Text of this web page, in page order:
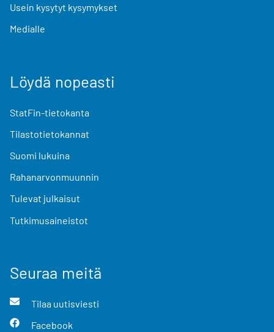
Usein kysytyt kysymykset
Medialle
Löydä nopeasti
StatFin-tietokanta
Tilastotietokannat
Suomi lukuina
Rahanarvonmuunnin
Tulevat julkaisut
Tutkimusaineistot
Seuraa meitä
Tilaa uutisviesti
Facebook